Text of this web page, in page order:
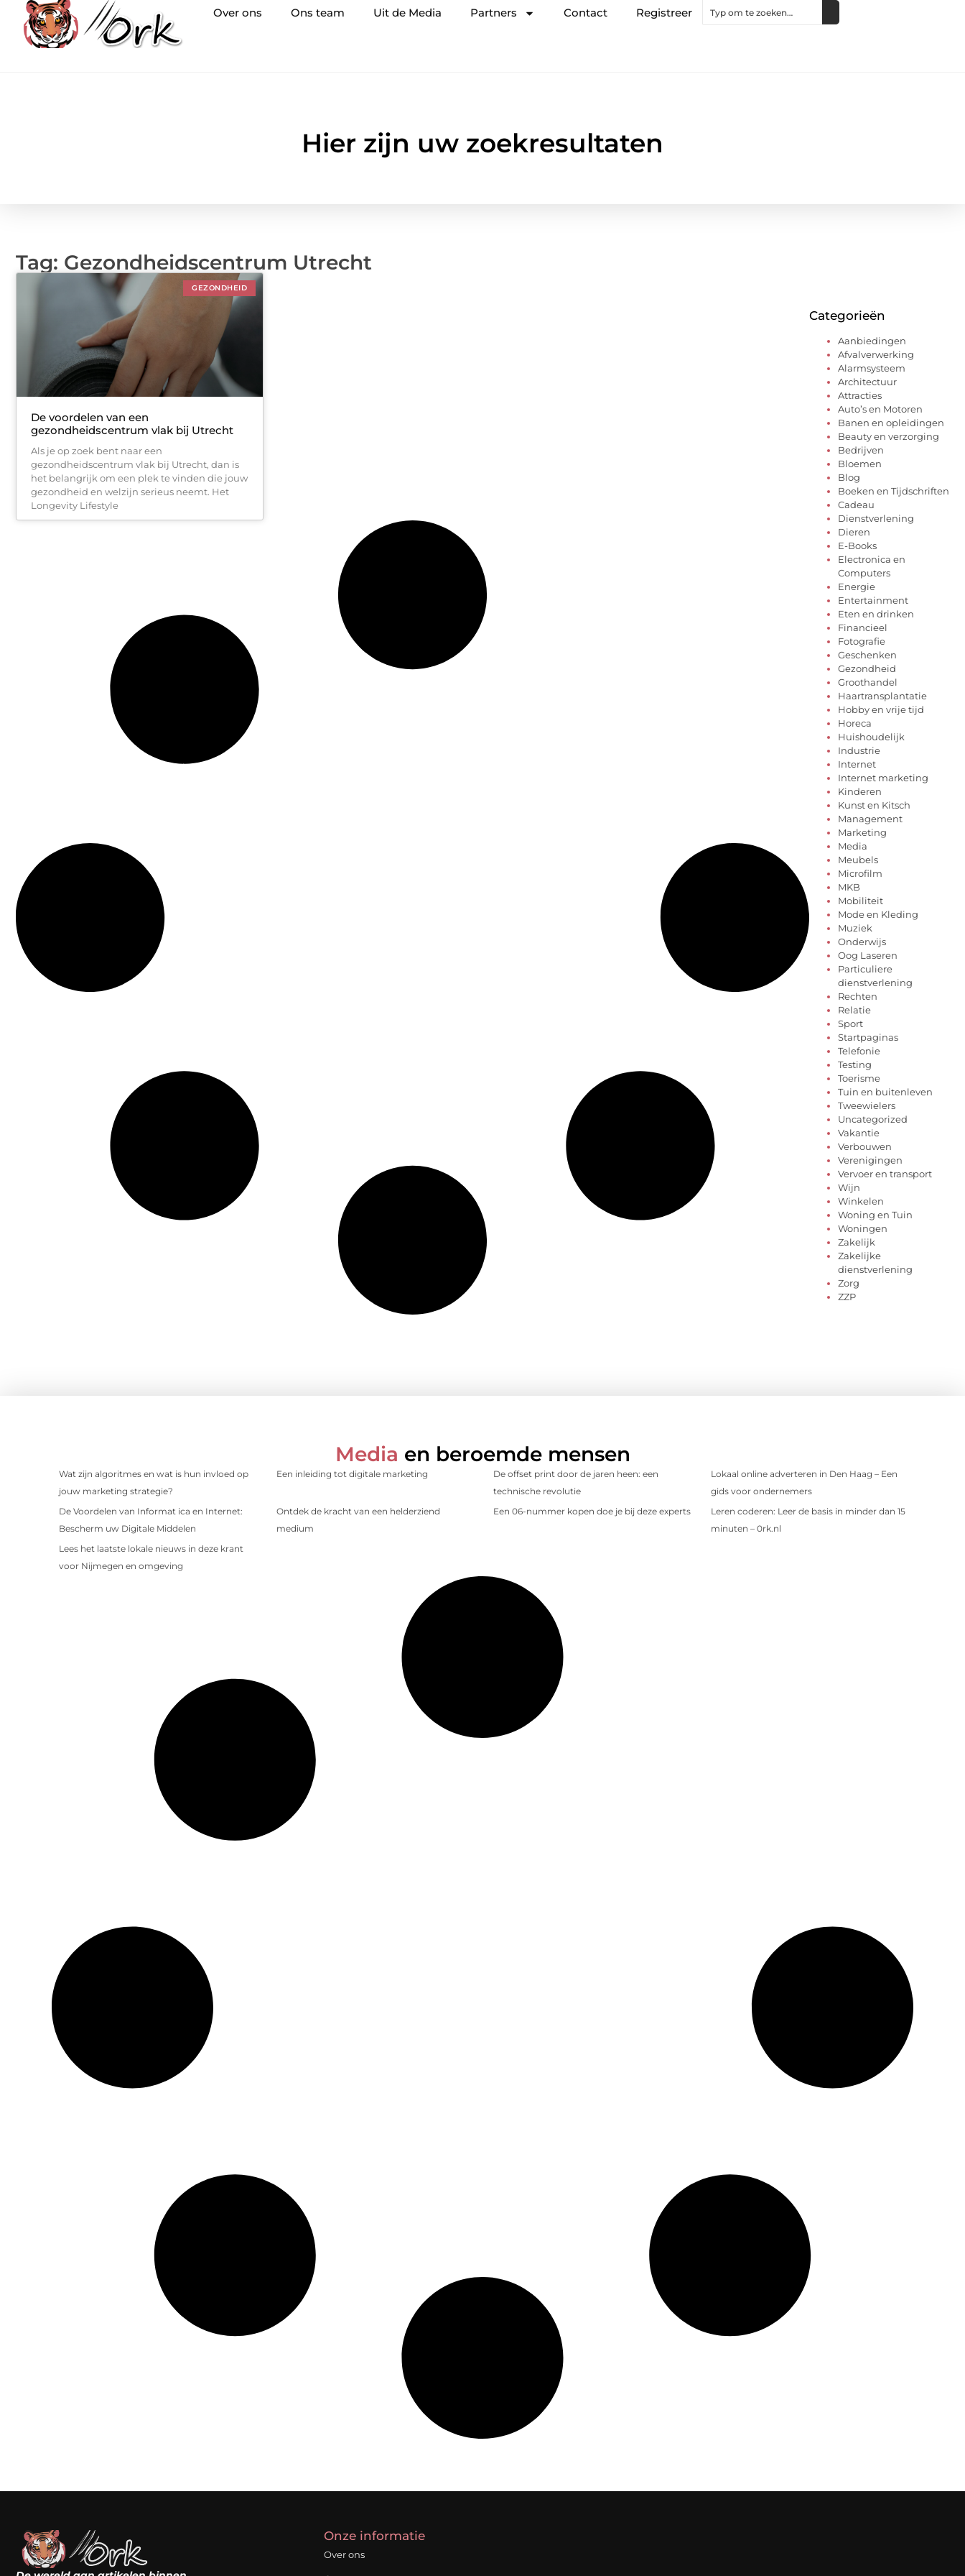
Over ons Ons team Uit de Media Partners Contact Registreer
Hier zijn uw zoekresultaten
Tag: Gezondheidscentrum Utrecht
GEZONDHEID
De voordelen van een
gezondheidscentrum vlak bij Utrecht
Als je op zoek bent naar een
gezondheidscentrum vlak bij Utrecht, dan is
het belangrijk om een plek te vinden die jouw
gezondheid en welzijn serieus neemt. Het
Longevity Lifestyle
Categorieën
Aanbiedingen
Afvalverwerking
Alarmsysteem
Architectuur
Attracties
Auto’s en Motoren
Banen en opleidingen
Beauty en verzorging
Bedrijven
Bloemen
Blog
Boeken en Tijdschriften
Cadeau
Dienstverlening
Dieren
E-Books
Electronica en
Computers
Energie
Entertainment
Eten en drinken
Financieel
Fotografie
Geschenken
Gezondheid
Groothandel
Haartransplantatie
Hobby en vrije tijd
Horeca
Huishoudelijk
Industrie
Internet
Internet marketing
Kinderen
Kunst en Kitsch
Management
Marketing
Media
Meubels
Microfilm
MKB
Mobiliteit
Mode en Kleding
Muziek
Onderwijs
Oog Laseren
Particuliere
dienstverlening
Rechten
Relatie
Sport
Startpaginas
Telefonie
Testing
Toerisme
Tuin en buitenleven
Tweewielers
Uncategorized
Vakantie
Verbouwen
Verenigingen
Vervoer en transport
Wijn
Winkelen
Woning en Tuin
Woningen
Zakelijk
Zakelijke
dienstverlening
Zorg
ZZP
Media en beroemde mensen
Wat zijn algoritmes en wat is hun invloed op
jouw marketing strategie?
Een inleiding tot digitale marketing
De offset print door de jaren heen: een
technische revolutie
Lokaal online adverteren in Den Haag – Een
gids voor ondernemers
De Voordelen van Informat ica en Internet:
Bescherm uw Digitale Middelen
Ontdek de kracht van een helderziend
medium
Een 06-nummer kopen doe je bij deze experts
Leren coderen: Leer de basis in minder dan 15
minuten – 0rk.nl
Lees het laatste lokale nieuws in deze krant
voor Nijmegen en omgeving
Onze informatie
Over ons